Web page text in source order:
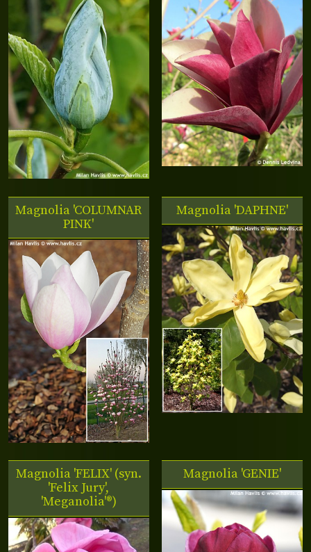
Magnolia 'COLUMNAR
PINK'
Magnolia 'DAPHNE'
Magnolia 'FELIX' (syn.
'Felix Jury',
'Meganolia'®)
Magnolia 'GENIE'